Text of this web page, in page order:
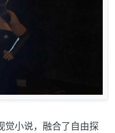
觉小说，融合了自由探